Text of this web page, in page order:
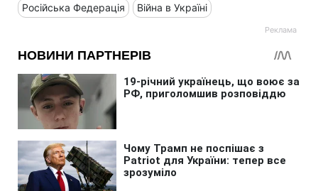
Російська Федерація Війна в Україні